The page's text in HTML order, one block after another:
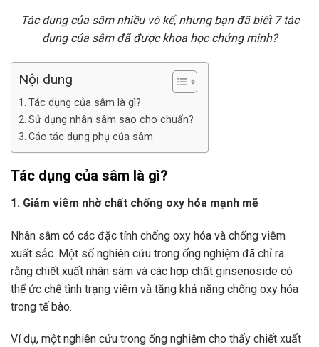
Tác dụng của sâm nhiều vô kể, nhưng bạn đã biết 7 tác
dụng của sâm đã được khoa học chứng minh?
Nội dung
Tác dụng của sâm là gì?
Sử dụng nhân sâm sao cho chuẩn?
Các tác dụng phụ của sâm
Tác dụng của sâm là gì?
1. Giảm viêm nhờ chất chống oxy hóa mạnh mẽ
Nhân sâm có các đặc tính chống oxy hóa và chống viêm
xuất sắc. Một số nghiên cứu trong ống nghiệm đã chỉ ra
rằng chiết xuất nhân sâm và các hợp chất ginsenoside có
thể ức chế tình trạng viêm và tăng khả năng chống oxy hóa
trong tế bào.
Ví dụ, một nghiên cứu trong ống nghiệm cho thấy chiết xuất